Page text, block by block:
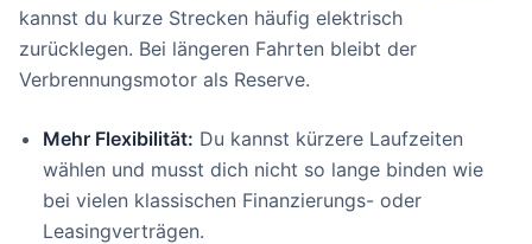
kannst du kurze Strecken häufig elektrisch
zurücklegen. Bei längeren Fahrten bleibt der
Verbrennungsmotor als Reserve.
Mehr Flexibilität: Du kannst kürzere Laufzeiten
wählen und musst dich nicht so lange binden wie
bei vielen klassischen Finanzierungs- oder
Leasingverträgen.